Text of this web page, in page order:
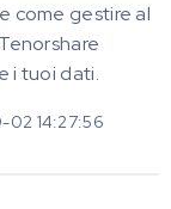
come gestire al
i tuoi dati.
14:27:56